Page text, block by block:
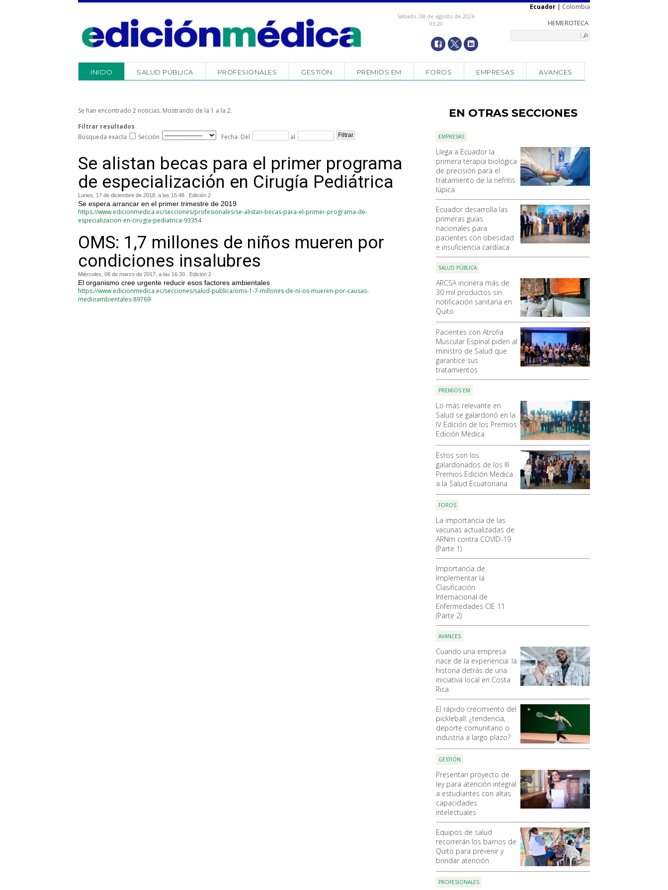
Sábado, 08 de agosto de 2026
03:20
Ecuador | Colombia
INICIO SALUD PÚBLICA PROFESIONALES GESTIÓN PREMIOS EM FOROS EMPRESAS AVANCES
EN OTRAS SECCIONES
EMPRESAS
Llega a Ecuador la
primera terapia biológica
de precisión para el
tratamiento de la nefritis
lúpica
Ecuador desarrolla las
primeras guías
nacionales para
pacientes con obesidad
e insuficiencia cardíaca
SALUD PÚBLICA
ARCSA incinera más de
30 mil productos sin
notificación sanitaria en
Quito
Pacientes con Atrofia
Muscular Espinal piden al
ministro de Salud que
garantice sus
tratamientos
PREMIOS EM
Lo más relevante en
Salud se galardonó en la
IV Edición de los Premios
Edición Médica
Estos son los
galardonados de los III
Premios Edición Médica
a la Salud Ecuatoriana
FOROS
La importancia de las
vacunas actualizadas de
ARNm contra COVID-19
(Parte 1)
Importancia de
Implementar la
Clasificación
Internacional de
Enfermedades CIE 11
(Parte 2)
AVANCES
Cuando una empresa
nace de la experiencia: la
historia detrás de una
iniciativa local en Costa
Rica
El rápido crecimiento del
pickleball: ¿tendencia,
deporte comunitario o
industria a largo plazo?
GESTIÓN
Presentan proyecto de
ley para atención integral
a estudiantes con altas
capacidades
intelectuales
Equipos de salud
recorrerán los barrios de
Quito para prevenir y
brindar atención
PROFESIONALES
Se han encontrado 2 noticias. Mostrando de la 1 a la 2.
Filtrar resultados
Búsqueda exacta
Sección Fecha: Del al
Se alistan becas para el primer programa
de especialización en Cirugía Pediátrica
Lunes, 17 de diciembre de 2018, a las 15:48 . Edición 2
Se espera arrancar en el primer trimestre de 2019
https://www.edicionmedica.ec/secciones/profesionales/se-alistan-becas-para-el-primer-programa-de-
especializacion-en-cirugia-pediatrica-93354
OMS: 1,7 millones de niños mueren por
condiciones insalubres
Miércoles, 08 de marzo de 2017, a las 16:30 . Edición 2
El organismo cree urgente reducir esos factores ambientales
https://www.edicionmedica.ec/secciones/salud-publica/oms-1-7-millones-de-ni-os-mueren-por-causas-
medioambientales-89769